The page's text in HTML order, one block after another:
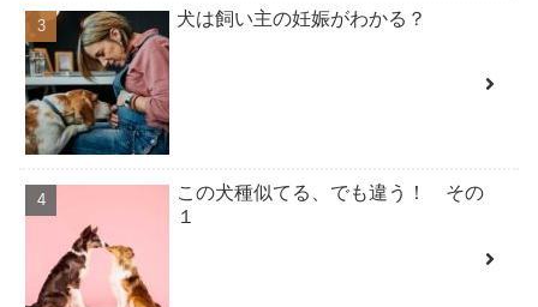
犬は飼い主の妊娠がわかる？
この犬種似てる、でも違う！ その
１